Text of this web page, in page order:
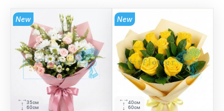
New
35см
60см
New
40см
60см